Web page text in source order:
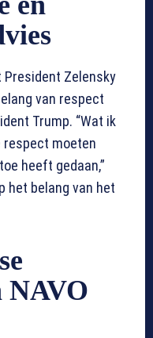
Zelensky
van respect
Trump. “Wat ik
respect moeten
heeft gedaan,”
het belang van het
NAVO